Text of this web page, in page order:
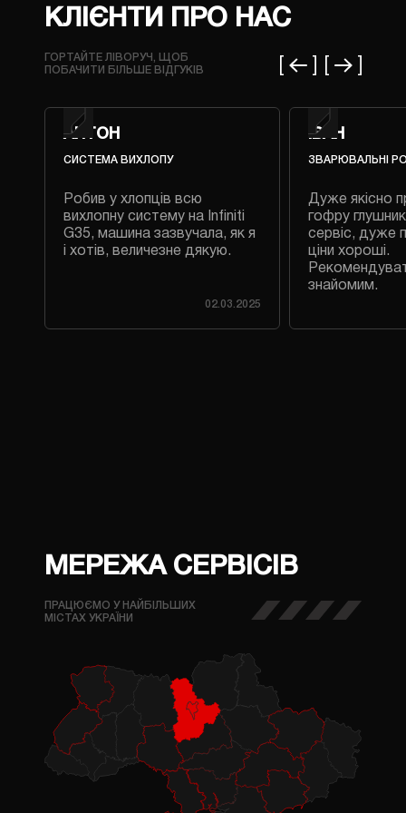
КЛІЄНТИ ПРО НАС
ГОРТАЙТЕ ЛІВОРУЧ, ЩОБ
ПОБАЧИТИ БІЛЬШЕ ВІДГУКІВ
АНТОН
СИСТЕМА ВИХЛОПУ
Робив у хлопців всю
вихлопну систему на Infiniti
G35, машина зазвучала, як я
і хотів, величезне дякую.
02.03.2025
ІВАН
ЗВАРЮВАЛЬНІ
Дуже якісно
гофру
сервіс, дуже
ціни хороші.
знайомим.
МЕРЕЖА СЕРВІСІВ
ПРАЦЮЄМО У НАЙБІЛЬШИХ
МІСТАХ УКРАЇНИ